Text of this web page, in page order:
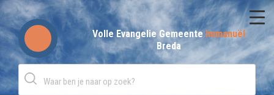
Skip
to
content
Volle Evangelie GemeenteImmanuël
Breda